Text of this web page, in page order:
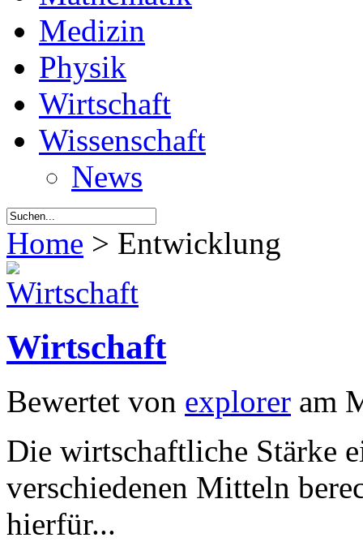
Medizin
Physik
Wirtschaft
Wissenschaft
News
Home > Entwicklung
Wirtschaft
Bewertet von explorer am
Die wirtschaftliche Stärke
verschiedenen Mitteln
hierfür...